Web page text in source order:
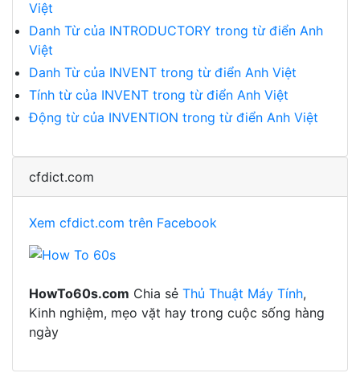
Việt
Danh Từ của INTRODUCTORY trong từ điển Anh
Việt
Danh Từ của INVENT trong từ điển Anh Việt
Tính từ của INVENT trong từ điển Anh Việt
Động từ của INVENTION trong từ điển Anh Việt
cfdict.com
Xem cfdict.com trên Facebook
HowTo60s.com Chia sẻ Thủ Thuật Máy Tính,
Kinh nghiệm, mẹo vặt hay trong cuộc sống hàng
ngày